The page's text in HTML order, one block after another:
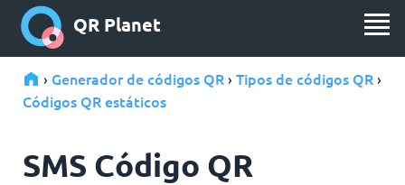
QR Planet
› Generador de códigos QR › Tipos de códigos QR ›
Códigos QR estáticos
SMS Código QR